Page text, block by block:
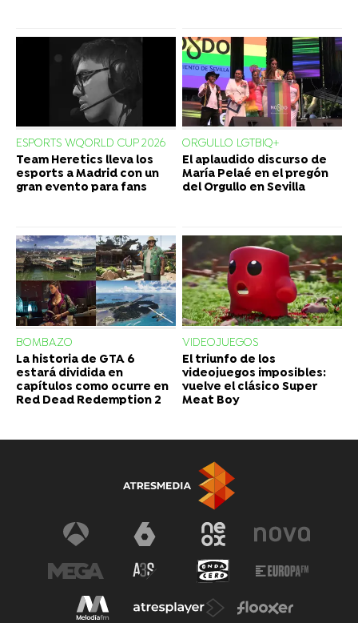
ESPORTS WQORLD CUP 2026
Team Heretics lleva los
esports a Madrid con un
gran evento para fans
ORGULLO LGTBIQ+
El aplaudido discurso de
María Pelaé en el pregón
del Orgullo en Sevilla
BOMBAZO
La historia de GTA 6
estará dividida en
capítulos como ocurre en
Red Dead Redemption 2
VIDEOJUEGOS
El triunfo de los
videojuegos imposibles:
vuelve el clásico Super
Meat Boy